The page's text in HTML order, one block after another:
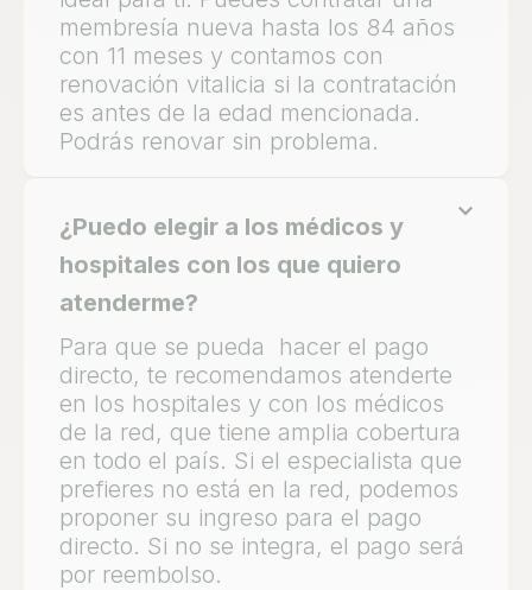
membresía nueva hasta los 84 años
con 11 meses y contamos con
renovación vitalicia si la contratación
es antes de la edad mencionada.
Podrás renovar sin problema.
¿Puedo elegir a los médicos y
hospitales con los que quiero
atenderme?
Para que se pueda hacer el pago
directo, te recomendamos atenderte
en los hospitales y con los médicos
de la red, que tiene amplia cobertura
en todo el país. Si el especialista que
prefieres no está en la red, podemos
proponer su ingreso para el pago
directo. Si no se integra, el pago será
por reembolso.